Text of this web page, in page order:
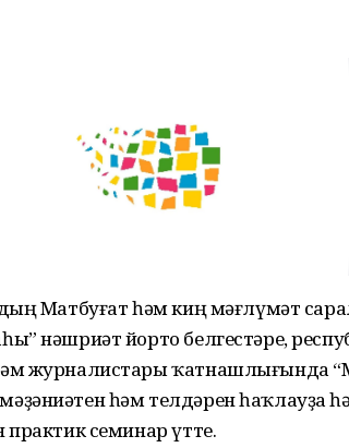
Матбуғат һәм киң мәғлүмәт
нәшриәт йорто белгестәре,
журналистары ҡатнашлығында
һәм телдәрен һаҡлауҙа
семинар үтте.